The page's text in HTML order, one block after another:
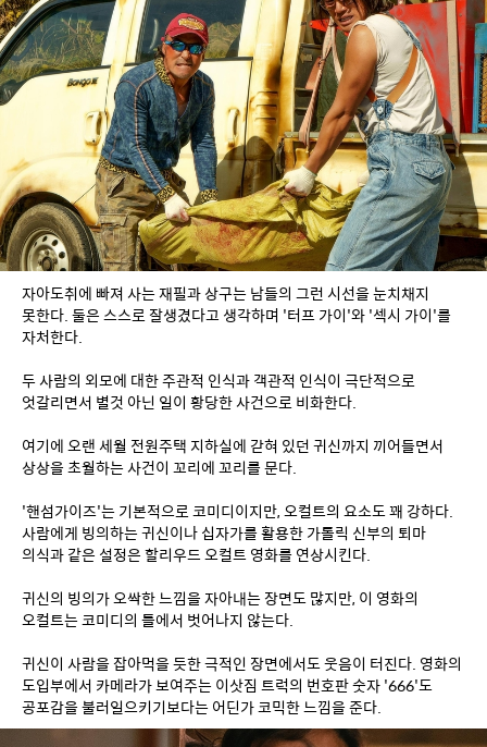
자아도취에 빠져 사는 재필과 상구는 남들의 그런 시선을 눈치채지
못한다. 둘은 스스로 잘생겼다고 생각하며 '터프 가이'와 '섹시 가이'를
자처한다.
두 사람의 외모에 대한 주관적 인식과 객관적 인식이 극단적으로
엇갈리면서 별것 아닌 일이 황당한 사건으로 비화한다.
여기에 오랜 세월 전원주택 지하실에 갇혀 있던 귀신까지 끼어들면서
상상을 초월하는 사건이 꼬리에 꼬리를 문다.
'핸섬가이즈'는 기본적으로 코미디이지만, 오컬트의 요소도 꽤 강하다.
사람에게 빙의하는 귀신이나 십자가를 활용한 가톨릭 신부의 퇴마
의식과 같은 설정은 할리우드 오컬트 영화를 연상시킨다.
귀신의 빙의가 오싹한 느낌을 자아내는 장면도 많지만, 이 영화의
오컬트는 코미디의 틀에서 벗어나지 않는다.
귀신이 사람을 잡아먹을 듯한 극적인 장면에서도 웃음이 터진다. 영화의
도입부에서 카메라가 보여주는 이삿짐 트럭의 번호판 숫자 '666'도
공포감을 불러일으키기보다는 어딘가 코믹한 느낌을 준다.